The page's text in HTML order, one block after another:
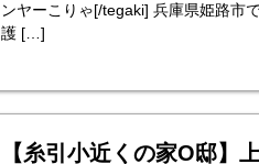
ンヤーこりゃ[/tegaki] 兵庫県姫路市
護 […]
【糸引小近くの家O邸】